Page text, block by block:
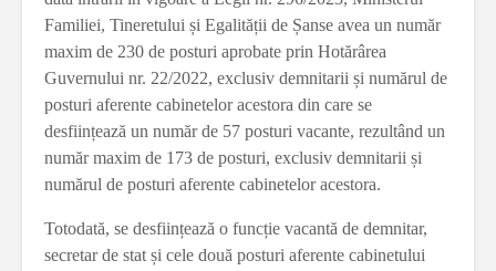
Familiei, Tineretului și Egalității de Șanse avea un număr
maxim de 230 de posturi aprobate prin Hotărârea
Guvernului nr. 22/2022, exclusiv demnitarii și numărul de
posturi aferente cabinetelor acestora din care se
desființează un număr de 57 posturi vacante, rezultând un
număr maxim de 173 de posturi, exclusiv demnitarii și
numărul de posturi aferente cabinetelor acestora.
Totodată, se desființează o funcție vacantă de demnitar,
secretar de stat și cele două posturi aferente cabinetului